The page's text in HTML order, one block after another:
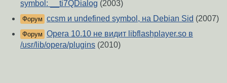
symbol: __ti7QDialog (2003)
Форум ccsm и undefined symbol, на Debian Sid (2007)
Форум Opera 10.10 не видит libflashplayer.so в
/usr/lib/opera/plugins (2010)